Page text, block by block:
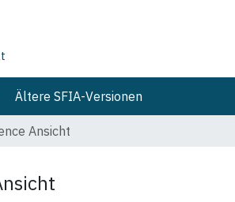
Ältere SFIA-Versionen
Ansicht